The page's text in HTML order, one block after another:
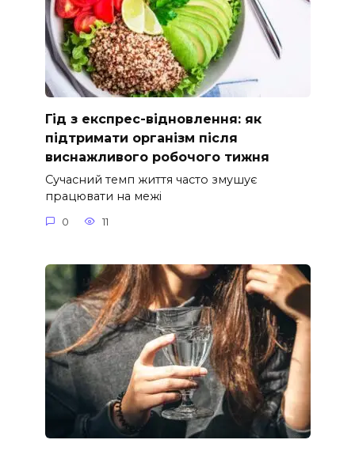
Гід з експрес-відновлення: як
підтримати організм після
виснажливого робочого тижня
Сучасний темп життя часто змушує
працювати на межі
0 11